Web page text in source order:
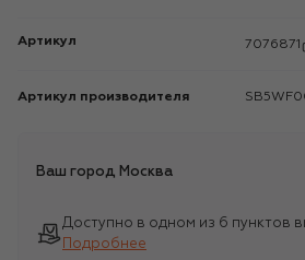
Артикул 7076871
Артикул производителя
Ваш город Москва
Доступно в одном из 6 пунктов
Подробнее